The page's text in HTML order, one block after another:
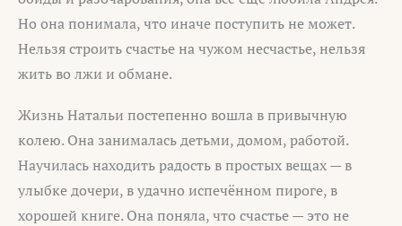
Но она понимала, что иначе поступить не может.
Нельзя строить счастье на чужом несчастье, нельзя
жить во лжи и обмане.
Жизнь Натальи постепенно вошла в привычную
колею. Она занималась детьми, домом, работой.
Научилась находить радость в простых вещах — в
улыбке дочери, в удачно испечённом пироге, в
хорошей книге. Она поняла, что счастье — это не